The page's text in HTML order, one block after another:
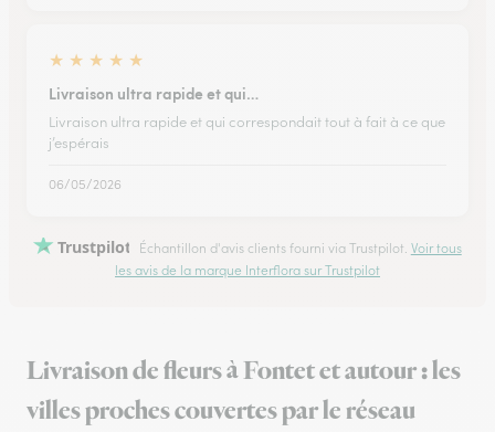
★ ★ ★ ★ ★
Livraison ultra rapide et qui…
Livraison ultra rapide et qui correspondait tout à fait à ce que
j’espérais
06/05/2026
Trustpilot Échantillon d'avis clients fourni via Trustpilot. Voir tous
les avis de la marque Interflora sur Trustpilot
Livraison de fleurs à Fontet et autour : les
villes proches couvertes par le réseau